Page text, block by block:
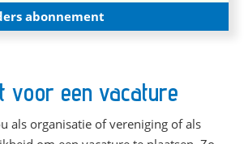
abonnement
voor een vacature
als organisatie of vereniging of als